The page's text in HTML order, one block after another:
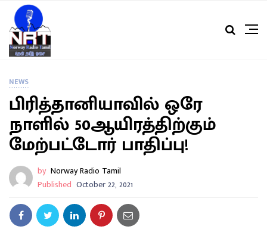
NEWS
பிரித்தானியாவில் ஒரே
நாளில் 50ஆயிரத்திற்கும்
மேற்பட்டோர் பாதிப்பு!
by Norway Radio Tamil
Published October 22, 2021